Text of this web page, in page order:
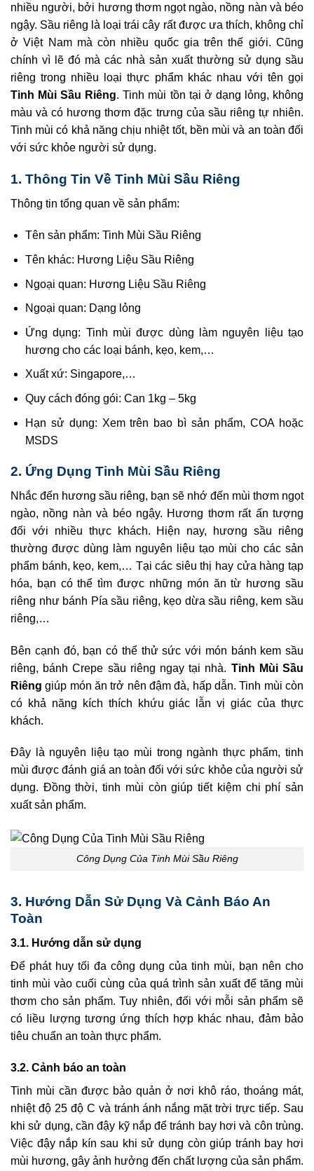
nhiều người, bởi hương thơm ngọt ngào, nồng nàn và béo
ngậy. Sầu riêng là loại trái cây rất được ưa thích, không chỉ
ở Việt Nam mà còn nhiều quốc gia trên thế giới. Cũng
chính vì lẽ đó mà các nhà sản xuất thường sử dụng sầu
riêng trong nhiều loại thực phẩm khác nhau với tên gọi
Tinh Mùi Sầu Riêng. Tinh mùi tồn tại ở dạng lỏng, không
màu và có hương thơm đặc trưng của sầu riêng tự nhiên.
Tinh mùi có khả năng chịu nhiệt tốt, bền mùi và an toàn đối
với sức khỏe người sử dụng.
1. Thông Tin Về Tinh Mùi Sầu Riêng
Thông tin tổng quan về sản phẩm:
Tên sản phẩm: Tinh Mùi Sầu Riêng
Tên khác: Hương Liệu Sầu Riêng
Ngoại quan: Hương Liệu Sầu Riêng
Ngoại quan: Dạng lỏng
Ứng dụng: Tinh mùi được dùng làm nguyên liệu tạo
hương cho các loại bánh, kẹo, kem,…
Xuất xứ: Singapore,…
Quy cách đóng gói: Can 1kg – 5kg
Hạn sử dụng: Xem trên bao bì sản phẩm, COA hoặc
MSDS
2. Ứng Dụng Tinh Mùi Sầu Riêng
Nhắc đến hương sầu riêng, bạn sẽ nhớ đến mùi thơm ngọt
ngào, nồng nàn và béo ngậy. Hương thơm rất ấn tượng
đối với nhiều thực khách. Hiện nay, hương sầu riêng
thường được dùng làm nguyên liệu tạo mùi cho các sản
phẩm bánh, kẹo, kem,… Tại các siêu thị hay cửa hàng tạp
hóa, bạn có thể tìm được những món ăn từ hương sầu
riêng như bánh Pía sầu riêng, kẹo dừa sầu riêng, kem sầu
riêng,…
Bên cạnh đó, bạn có thể thử sức với món bánh kem sầu
riêng, bánh Crepe sầu riêng ngay tại nhà. Tinh Mùi Sầu
Riêng giúp món ăn trở nên đậm đà, hấp dẫn. Tinh mùi còn
có khả năng kích thích khứu giác lẫn vị giác của thực
khách.
Đây là nguyên liệu tạo mùi trong ngành thực phẩm, tinh
mùi được đánh giá an toàn đối với sức khỏe của người sử
dụng. Đồng thời, tinh mùi còn giúp tiết kiệm chi phí sản
xuất sản phẩm.
Công Dụng Của Tinh Mùi Sầu Riêng
3. Hướng Dẫn Sử Dụng Và Cảnh Báo An
Toàn
3.1. Hướng dẫn sử dụng
Để phát huy tối đa công dụng của tinh mùi, bạn nên cho
tinh mùi vào cuối cùng của quá trình sản xuất để tăng mùi
thơm cho sản phẩm. Tuy nhiên, đối với mỗi sản phẩm sẽ
có liều lượng tương ứng thích hợp khác nhau, đảm bảo
tiêu chuẩn an toàn thực phẩm.
3.2. Cảnh báo an toàn
Tinh mùi cần được bảo quản ở nơi khô ráo, thoáng mát,
nhiệt độ 25 độ C và tránh ánh nắng mặt trời trực tiếp. Sau
khi sử dụng, cần đậy kỹ nắp để tránh bay hơi và côn trùng.
Việc đậy nắp kín sau khi sử dụng còn giúp tránh bay hơi
mùi hương, gây ảnh hưởng đến chất lượng của sản phẩm.